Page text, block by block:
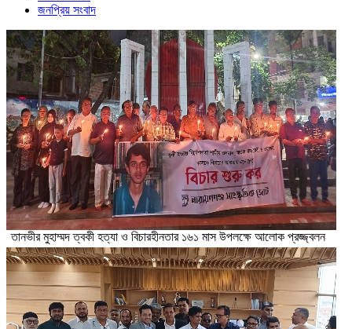
জনপ্রিয় সংবাদ
তানভীর মুহাম্মদ ত্বকী হত্যা ও বিচারহীনতার ১৬১ মাস উপলক্ষে আলোক প্রজ্জ্বলন